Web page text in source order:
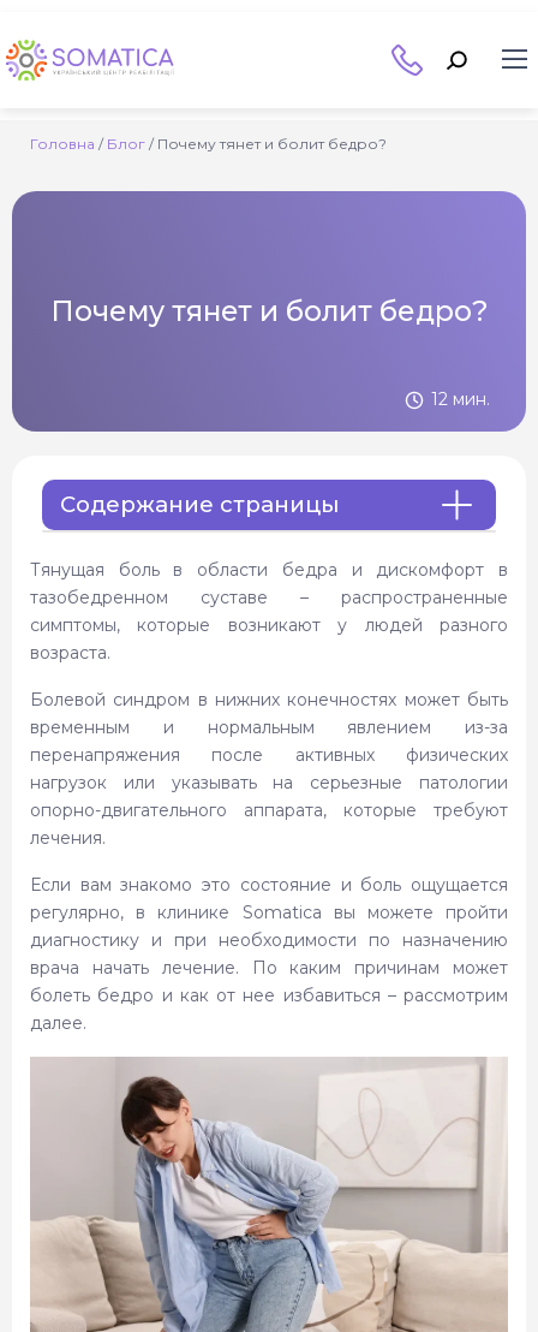
Головна / Блог / Почему тянет и болит бедро?
Почему тянет и болит бедро?
12 мин.
Содержание страницы
Основные причины тянущей боли в
бедре
Локализация боли и ее значение
Сопутствующие симптомы
Когда боль в бедре затрагивает всю
ногу
Методы диагностики
Методы лечения тянущей боли в
бедре
Профилактика боли в бедре
медицинский центр Somatica
Ответы на частые вопросы (FAQ)
Почему тянет и болит бедро? - цена
Тянущая боль в области бедра и дискомфорт в
тазобедренном суставе – распространенные
симптомы, которые возникают у людей разного
возраста.
Болевой синдром в нижних конечностях может быть
временным и нормальным явлением из-за
перенапряжения после активных физических
нагрузок или указывать на серьезные патологии
опорно-двигательного аппарата, которые требуют
лечения.
Если вам знакомо это состояние и боль ощущается
регулярно, в клинике Somatica вы можете пройти
диагностику и при необходимости по назначению
врача начать лечение. По каким причинам может
болеть бедро и как от нее избавиться – рассмотрим
далее.